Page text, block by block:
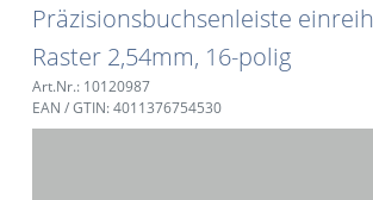
Präzisionsbuchsenleiste
Raster 2,54mm, 16-polig
Art.Nr.: 10120987
EAN / GTIN: 4011376754530